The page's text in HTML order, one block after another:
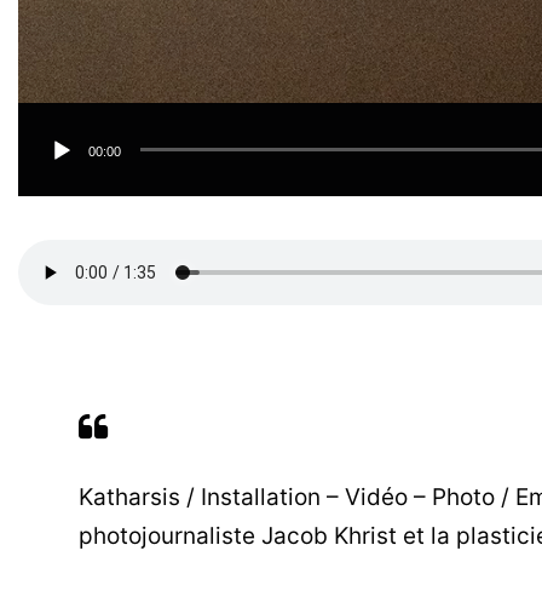
00:00
Katharsis / Installation – Vidéo – Photo /
photojournaliste Jacob Khrist et la